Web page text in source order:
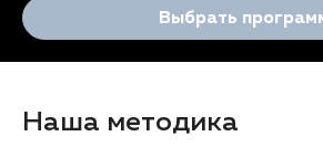
Выбрать
Наша методика